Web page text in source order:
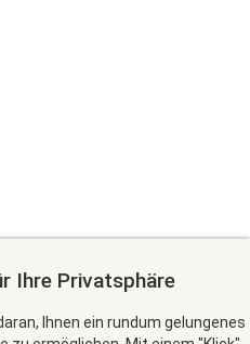
Ihre Privatsphäre
Ihnen ein rundum gelungenes